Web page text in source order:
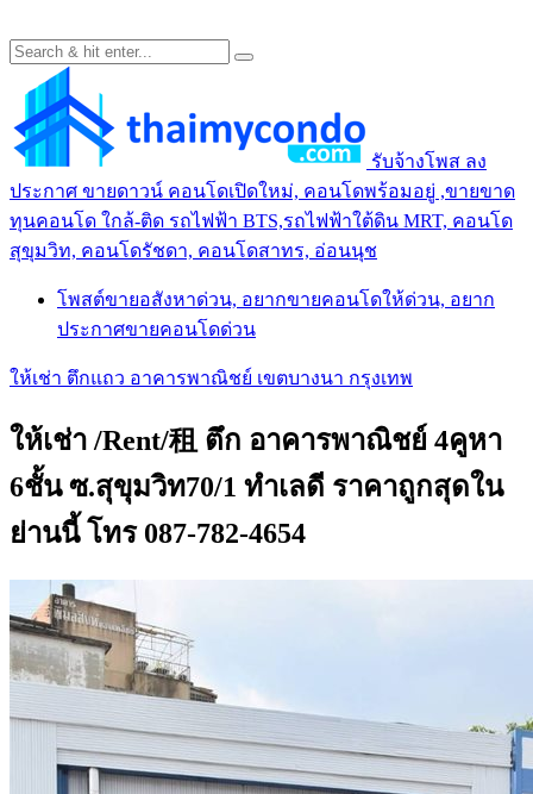
รับจ้างโพส ลง
ประกาศ ขายดาวน์ คอนโดเปิดใหม่, คอนโดพร้อมอยู่ ,ขายขาด
ทุนคอนโด ใกล้-ติด รถไฟฟ้า BTS,รถไฟฟ้าใต้ดิน MRT, คอนโด
สุขุมวิท, คอนโดรัชดา, คอนโดสาทร, อ่อนนุช
โพสต์ขายอสังหาด่วน, อยากขายคอนโดให้ด่วน, อยาก
ประกาศขายคอนโดด่วน
ให้เช่า ตึกแถว อาคารพาณิชย์ เขตบางนา กรุงเทพ
ให้เช่า /Rent/租 ตึก อาคารพาณิชย์ 4คูหา
6ชั้น ซ.สุขุมวิท70/1 ทำเลดี ราคาถูกสุดใน
ย่านนี้ โทร 087-782-4654